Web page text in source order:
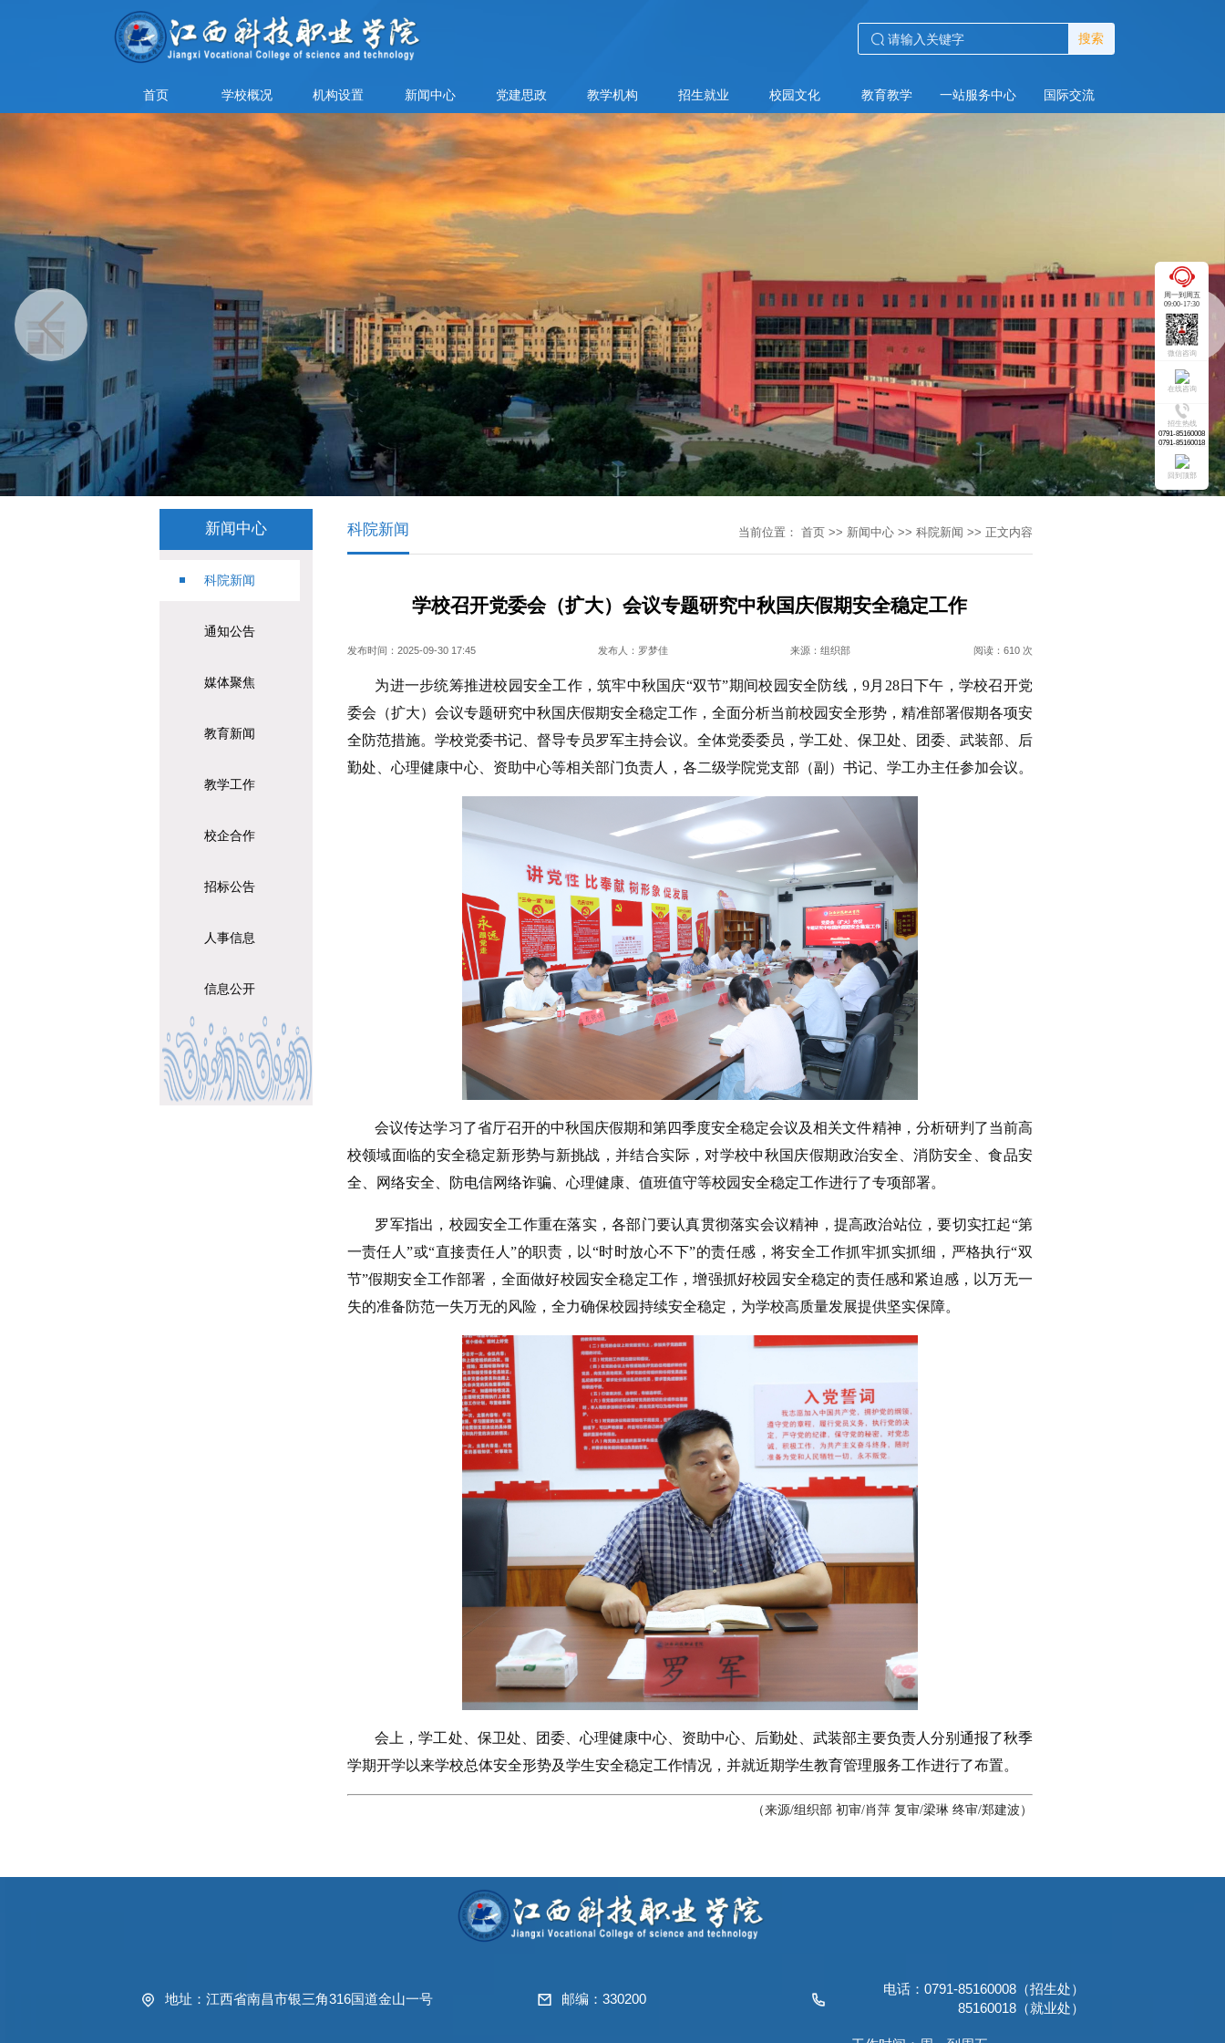
搜索
首页 学校概况 机构设置 新闻中心 党建思政 教学机构 招生就业 校园文化 教育教学 一站服务中心 国际交流
新闻中心
科院新闻
通知公告
媒体聚焦
教育新闻
教学工作
校企合作
招标公告
人事信息
信息公开
科院新闻 当前位置： 首页>> 新闻中心>> 科院新闻 >> 正文内容
学校召开党委会（扩大）会议专题研究中秋国庆假期安全稳定工作
发布时间：2025-09-30 17:45 发布人：罗梦佳 来源：组织部 阅读： 610 次
为进一步统筹推进校园安全工作，筑牢中秋国庆“双节”期间校园安全防线，9月28日下午，学校召开党
委会（扩大）会议专题研究中秋国庆假期安全稳定工作，全面分析当前校园安全形势，精准部署假期各项安
全防范措施。学校党委书记、督导专员罗军主持会议。全体党委委员，学工处、保卫处、团委、武装部、后
勤处、心理健康中心、资助中心等相关部门负责人，各二级学院党支部（副）书记、学工办主任参加会议。
会议传达学习了省厅召开的中秋国庆假期和第四季度安全稳定会议及相关文件精神，分析研判了当前高
校领域面临的安全稳定新形势与新挑战，并结合实际，对学校中秋国庆假期政治安全、消防安全、食品安
全、网络安全、防电信网络诈骗、心理健康、值班值守等校园安全稳定工作进行了专项部署。
罗军指出，校园安全工作重在落实，各部门要认真贯彻落实会议精神，提高政治站位，要切实扛起“第
一责任人”或“直接责任人”的职责，以“时时放心不下”的责任感，将安全工作抓牢抓实抓细，严格执行“双
节”假期安全工作部署，全面做好校园安全稳定工作，增强抓好校园安全稳定的责任感和紧迫感，以万无一
失的准备防范一失万无的风险，全力确保校园持续安全稳定，为学校高质量发展提供坚实保障。
会上，学工处、保卫处、团委、心理健康中心、资助中心、后勤处、武装部主要负责人分别通报了秋季
学期开学以来学校总体安全形势及学生安全稳定工作情况，并就近期学生教育管理服务工作进行了布置。
（来源/组织部 初审/肖萍 复审/梁琳 终审/郑建波）
地址：江西省南昌市银三角316国道金山一号 邮编：330200
电话：0791-85160008（招生处）
85160018（就业处）
周一到周五
09:00-17:30
微信咨询
在线咨询
招生热线
0791-85160008
0791-85160018
回到顶部